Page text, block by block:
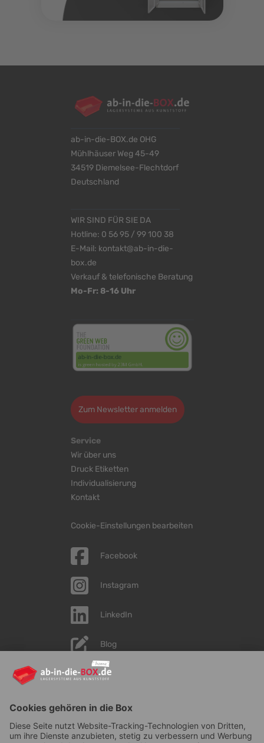
ab-in-die-BOX.de OHG
Mühlhäuser Weg 45-49
34519 Diemelsee-Flechtdorf
Deutschland
WIR SIND FÜR SIE DA
Hotline: 0 56 95 / 99 100 38
E-Mail: kontakt@ab-in-die-
box.de
Verkauf & telefonische Beratung
Mo-Fr: 8-16 Uhr
Zum Newsletter anmelden
Service
Wir über uns
Druck Etiketten
Individualisierung
Kontakt
Cookie-Einstellungen bearbeiten
Facebook
Instagram
LinkedIn
Blog
YouTube